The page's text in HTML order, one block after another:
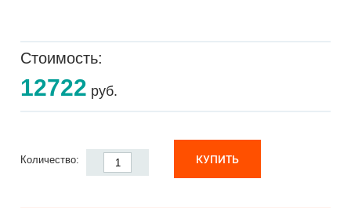
Стоимость:
12722 руб.
Количество: КУПИТЬ